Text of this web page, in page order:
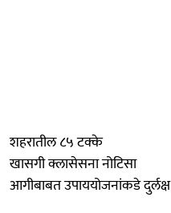
शहरातील ८५ टक्के
खासगी क्लासेसना नोटिसा
आगीबाबत उपाययोजनांकडे दुर्लक्ष